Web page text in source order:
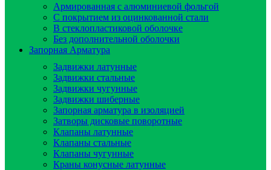
Армированная с алюминиевой фольгой
C покрытием из оцинкованной стали
В стеклопластиковой оболочке
Без дополнительной оболочки
Запорная Арматура
Задвижки латунные
Задвижки стальные
Задвижки чугунные
Задвижки шиберные
Запорная арматура в изоляцией
Затворы дисковые поворотные
Клапаны латунные
Клапаны стальные
Клапаны чугунные
Краны конусные латунные